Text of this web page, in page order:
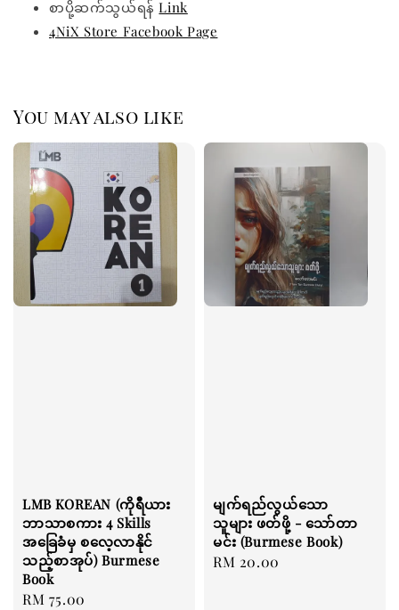
စာပို့ဆက်သွယ်ရန်Link
4NiX Store Facebook Page
You may also like
LMB KOREAN (ကိုရီယား
ဘာသာစကား 4 Skills
အခြေခံမှ စလေ့လာနိုင်
သည့်စာအုပ်) Burmese
Book
Regular
RM 75.00
မျက်ရည်လွယ်သော
သူများ ဖတ်ဖို့ - သော်တာ
မင်း (Burmese Book)
Regular
RM 20.00